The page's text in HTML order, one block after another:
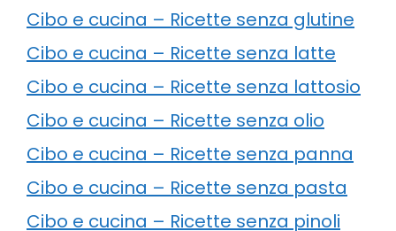
Cibo e cucina – Ricette senza glutine
Cibo e cucina – Ricette senza latte
Cibo e cucina – Ricette senza lattosio
Cibo e cucina – Ricette senza olio
Cibo e cucina – Ricette senza panna
Cibo e cucina – Ricette senza pasta
Cibo e cucina – Ricette senza pinoli